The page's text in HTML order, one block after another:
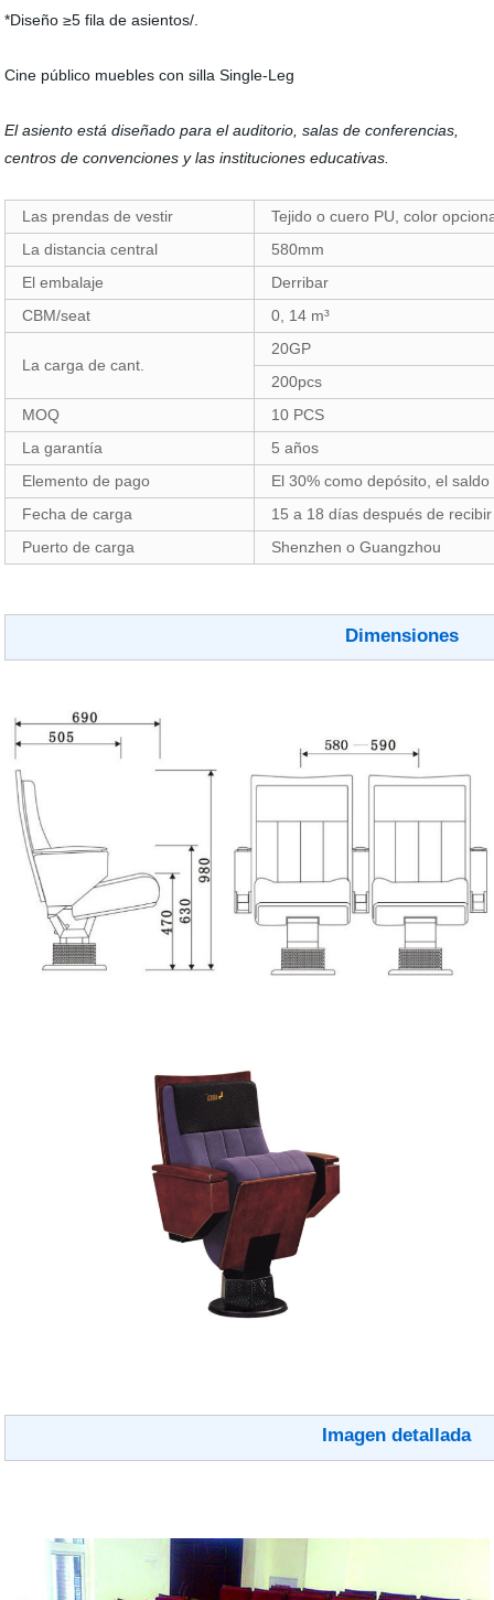
*Diseño ≥5 fila de asientos/.
Cine público muebles con silla Single-Leg
El asiento está diseñado para el auditorio, salas de conferencias,
centros de convenciones y las instituciones educativas.
Las prendas de vestir
Tejido o cuero PU, color
La distancia central
580mm
El embalaje
Derribar
CBM/seat
0, 14 m³
La carga de cant.
20GP
200pcs
MOQ
10 PCS
La garantía
5 años
Elemento de pago
El 30% como depósito, el
Fecha de carga
15 a 18 días después de
Puerto de carga
Shenzhen o Guangzhou
Dimensiones
Imagen detallada